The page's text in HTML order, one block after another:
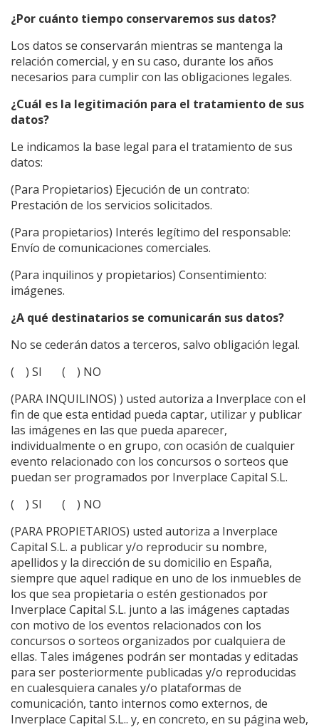
¿Por cuánto tiempo conservaremos sus datos?
Los datos se conservarán mientras se mantenga la
relación comercial, y en su caso, durante los años
necesarios para cumplir con las obligaciones legales.
¿Cuál es la legitimación para el tratamiento de sus
datos?
Le indicamos la base legal para el tratamiento de sus
datos:
(Para Propietarios) Ejecución de un contrato:
Prestación de los servicios solicitados.
(Para propietarios) Interés legítimo del responsable:
Envío de comunicaciones comerciales.
(Para inquilinos y propietarios) Consentimiento:
imágenes.
¿A qué destinatarios se comunicarán sus datos?
No se cederán datos a terceros, salvo obligación legal.
( ) SI ( ) NO
(PARA INQUILINOS) ) usted autoriza a Inverplace con el
fin de que esta entidad pueda captar, utilizar y publicar
las imágenes en las que pueda aparecer,
individualmente o en grupo, con ocasión de cualquier
evento relacionado con los concursos o sorteos que
puedan ser programados por Inverplace Capital S.L.
( ) SI ( ) NO
(PARA PROPIETARIOS) usted autoriza a Inverplace
Capital S.L. a publicar y/o reproducir su nombre,
apellidos y la dirección de su domicilio en España,
siempre que aquel radique en uno de los inmuebles de
los que sea propietaria o estén gestionados por
Inverplace Capital S.L. junto a las imágenes captadas
con motivo de los eventos relacionados con los
concursos o sorteos organizados por cualquiera de
ellas. Tales imágenes podrán ser montadas y editadas
para ser posteriormente publicadas y/o reproducidas
en cualesquiera canales y/o plataformas de
comunicación, tanto internos como externos, de
Inverplace Capital S.L.. y, en concreto, en su página web,